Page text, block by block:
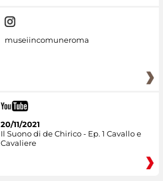
museiincomuneroma
20/11/2021
Il Suono di de Chirico - Ep. 1 Cavallo e
Cavaliere